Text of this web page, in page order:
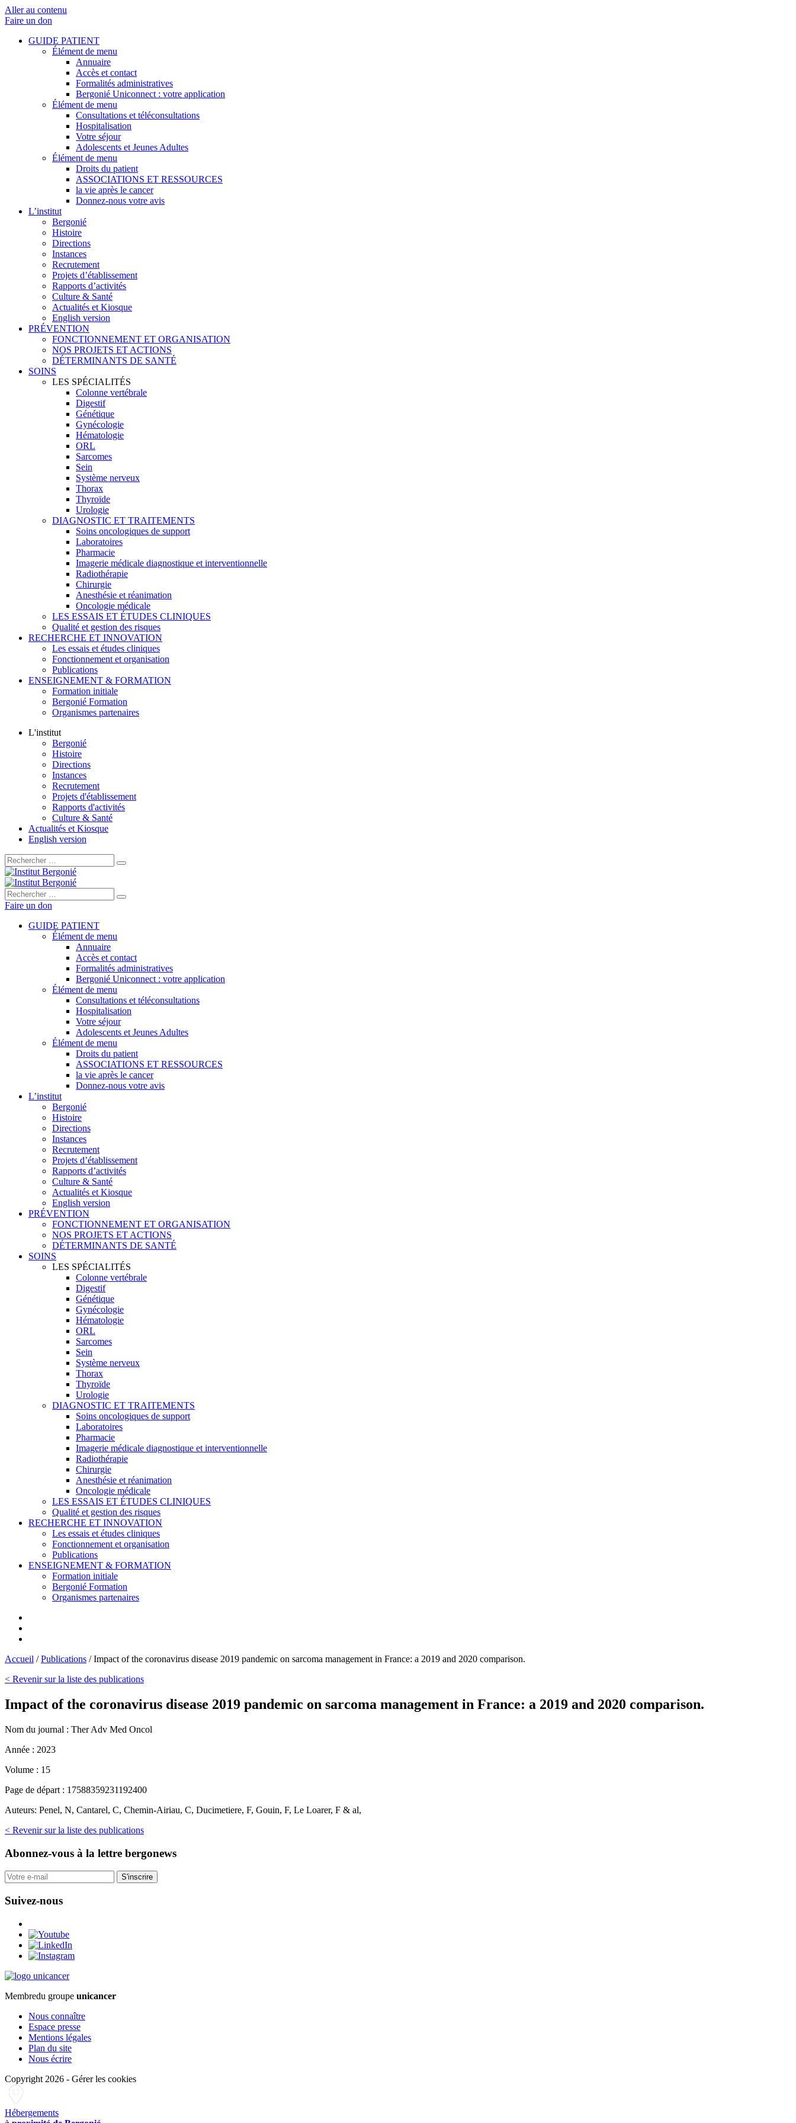
Aller au contenu
Faire un don
GUIDE PATIENT
Élément de menu
Annuaire
Accès et contact
Formalités administratives
Bergonié Uniconnect : votre application
Élément de menu
Consultations et téléconsultations
Hospitalisation
Votre séjour
Adolescents et Jeunes Adultes
Élément de menu
Droits du patient
ASSOCIATIONS ET RESSOURCES
la vie après le cancer
Donnez-nous votre avis
L’institut
Bergonié
Histoire
Directions
Instances
Recrutement
Projets d’établissement
Rapports d’activités
Culture & Santé
Actualités et Kiosque
English version
PRÉVENTION
FONCTIONNEMENT ET ORGANISATION
NOS PROJETS ET ACTIONS
DÉTERMINANTS DE SANTÉ
SOINS
LES SPÉCIALITÉS
Colonne vertébrale
Digestif
Génétique
Gynécologie
Hématologie
ORL
Sarcomes
Sein
Système nerveux
Thorax
Thyroïde
Urologie
DIAGNOSTIC ET TRAITEMENTS
Soins oncologiques de support
Laboratoires
Pharmacie
Imagerie médicale diagnostique et interventionnelle
Radiothérapie
Chirurgie
Anesthésie et réanimation
Oncologie médicale
LES ESSAIS ET ÉTUDES CLINIQUES
Qualité et gestion des risques
RECHERCHE ET INNOVATION
Les essais et études cliniques
Fonctionnement et organisation
Publications
ENSEIGNEMENT & FORMATION
Formation initiale
Bergonié Formation
Organismes partenaires
L'institut
Bergonié
Histoire
Directions
Instances
Recrutement
Projets d'établissement
Rapports d'activités
Culture & Santé
Actualités et Kiosque
English version
Rechercher :
Rechercher :
Faire un don
GUIDE PATIENT
Élément de menu
Annuaire
Accès et contact
Formalités administratives
Bergonié Uniconnect : votre application
Élément de menu
Consultations et téléconsultations
Hospitalisation
Votre séjour
Adolescents et Jeunes Adultes
Élément de menu
Droits du patient
ASSOCIATIONS ET RESSOURCES
la vie après le cancer
Donnez-nous votre avis
L’institut
Bergonié
Histoire
Directions
Instances
Recrutement
Projets d’établissement
Rapports d’activités
Culture & Santé
Actualités et Kiosque
English version
PRÉVENTION
FONCTIONNEMENT ET ORGANISATION
NOS PROJETS ET ACTIONS
DÉTERMINANTS DE SANTÉ
SOINS
LES SPÉCIALITÉS
Colonne vertébrale
Digestif
Génétique
Gynécologie
Hématologie
ORL
Sarcomes
Sein
Système nerveux
Thorax
Thyroïde
Urologie
DIAGNOSTIC ET TRAITEMENTS
Soins oncologiques de support
Laboratoires
Pharmacie
Imagerie médicale diagnostique et interventionnelle
Radiothérapie
Chirurgie
Anesthésie et réanimation
Oncologie médicale
LES ESSAIS ET ÉTUDES CLINIQUES
Qualité et gestion des risques
RECHERCHE ET INNOVATION
Les essais et études cliniques
Fonctionnement et organisation
Publications
ENSEIGNEMENT & FORMATION
Formation initiale
Bergonié Formation
Organismes partenaires
Accueil /Publications /Impact of the coronavirus disease 2019 pandemic on sarcoma management in France: a 2019 and 2020 comparison.
< Revenir sur la liste des publications
Impact of the coronavirus disease 2019 pandemic on sarcoma management in France: a 2019 and 2020 comparison.
Nom du journal : Ther Adv Med Oncol
Année : 2023
Volume : 15
Page de départ : 17588359231192400
Auteurs: Penel, N, Cantarel, C, Chemin-Airiau, C, Ducimetiere, F, Gouin, F, Le Loarer, F & al,
< Revenir sur la liste des publications
Abonnez-vous à la lettre bergonews
S'inscrire
Suivez-nous
Membredu groupe unicancer
Nous connaître
Espace presse
Mentions légales
Plan du site
Nous écrire
Copyright 2026 - Gérer les cookies
Hébergements